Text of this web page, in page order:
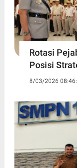
Rotasi
Posisi
8/03/2026